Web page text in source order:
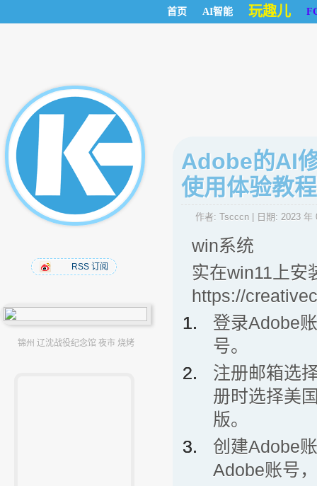
首页 AI智能 玩趣儿
RSS 订阅
锦州 辽沈战役纪念馆 夜市 烧烤
Adobe的AI
使用体验教
作者: Tscccn | 日期: 2023 年
win系统
实在win11上
https://
登录Adobe
号。
注册邮箱选
册时选择美
版。
创建Adobe
Adobe账号